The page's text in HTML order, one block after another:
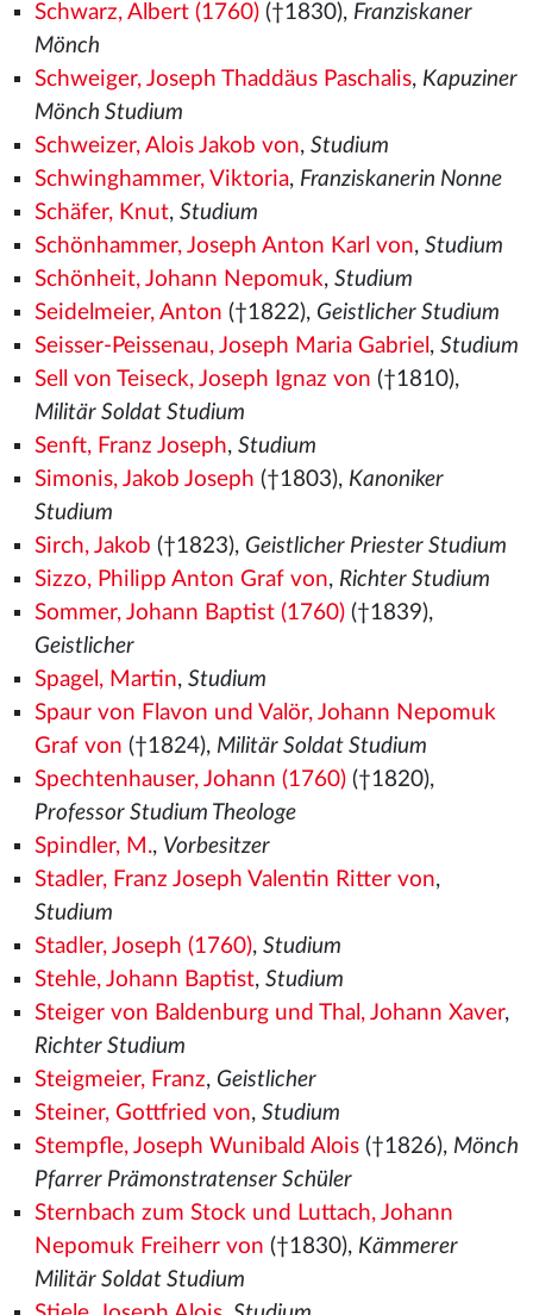
Schwarz, Albert (1760)(†1830), Franziskaner
Mönch
Schweiger, Joseph Thaddäus Paschalis, Kapuziner
Mönch Studium
Schweizer, Alois Jakob von, Studium
Schwinghammer, Viktoria, Franziskanerin Nonne
Schäfer, Knut, Studium
Schönhammer, Joseph Anton Karl von, Studium
Schönheit, Johann Nepomuk, Studium
Seidelmeier, Anton (†1822), Geistlicher Studium
Seisser-Peissenau, Joseph Maria Gabriel , Studium
Sell von Teiseck, Joseph Ignaz von (†1810),
Militär Soldat Studium
Senft, Franz Joseph, Studium
Simonis, Jakob Joseph (†1803), Kanoniker
Studium
Sirch, Jakob (†1823), Geistlicher Priester Studium
Sizzo, Philipp Anton Graf von, Richter Studium
Sommer, Johann Baptist (1760)(†1839),
Geistlicher
Spagel, Martin, Studium
Spaur von Flavon und Valör, Johann Nepomuk
Graf von (†1824), Militär Soldat Studium
Spechtenhauser, Johann (1760)(†1820),
Professor Studium Theologe
Spindler, M., Vorbesitzer
Stadler, Franz Joseph Valentin Ritter von,
Studium
Stadler, Joseph (1760), Studium
Stehle, Johann Baptist, Studium
Steiger von Baldenburg und Thal, Johann Xaver,
Richter Studium
Steigmeier, Franz, Geistlicher
Steiner, Gottfried von, Studium
Stempfle, Joseph Wunibald Alois(†1826), Mönch
Pfarrer Prämonstratenser Schüler
Sternbach zum Stock und Luttach, Johann
Nepomuk Freiherr von (†1830), Kämmerer
Militär Soldat Studium